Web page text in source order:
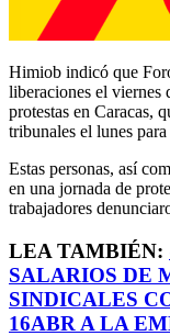
Himiob indicó que
liberaciones el viernes
protestas en Caracas,
tribunales el lunes
Estas personas, así
en una jornada de
trabajadores
LEA TAMBIÉN:
SALARIOS DE
SINDICALES
16ABR A LA